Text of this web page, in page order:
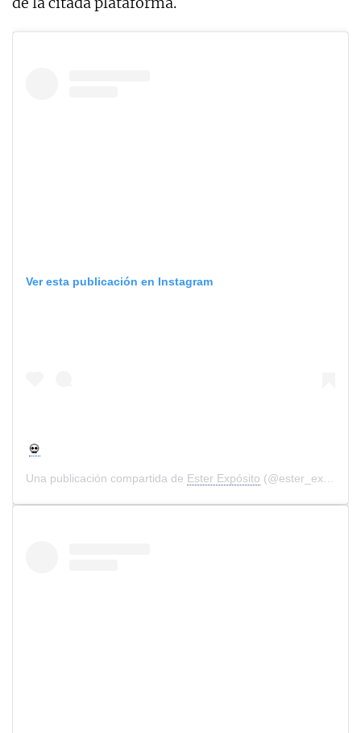
Ver esta publicación en Instagram
💀
Una publicación compartida de Ester Expósito (@ester_exposito) el